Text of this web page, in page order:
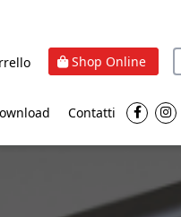
Shop Online
Contatti